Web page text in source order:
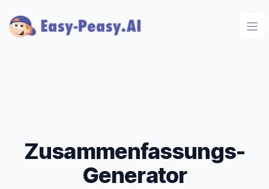
Zusammenfassungs-
Generator